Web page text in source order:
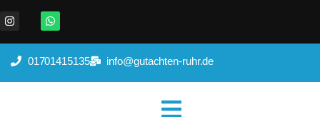
01701415135 info@gutachten-ruhr.de